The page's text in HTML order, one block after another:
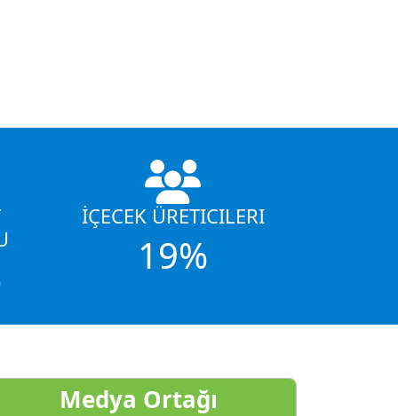
İÇECEK ÜRETICILERI
19%
Medya Ortağı